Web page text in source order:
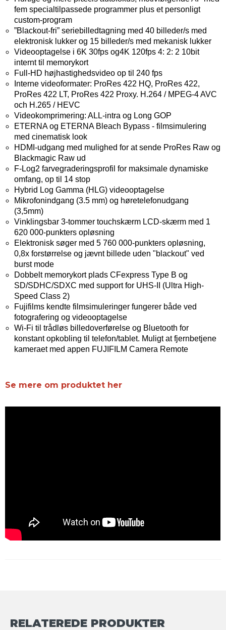
fem specialtilpassede programmer plus et personligt
custom-program
”Blackout-fri” seriebilledtagning med 40 billeder/s med
elektronisk lukker og 15 billeder/s med mekanisk lukker
Videooptagelse i 6K 30fps og4K 120fps 4: 2: 2 10bit
internt til memorykort
Full-HD højhastighedsvideo op til 240 fps
Interne videoformater: ProRes 422 HQ, ProRes 422,
ProRes 422 LT, ProRes 422 Proxy. H.264 / MPEG-4 AVC
och H.265 / HEVC
Videokomprimering: ALL-intra og Long GOP
ETERNA og ETERNA Bleach Bypass - filmsimulering
med cinematisk look
HDMI-udgang med mulighed for at sende ProRes Raw og
Blackmagic Raw ud
F-Log2 farvegraderingsprofil for maksimale dynamiske
omfang, op til 14 stop
Hybrid Log Gamma (HLG) videooptagelse
Mikrofonindgang (3.5 mm) og høretelefonudgang
(3,5mm)
Vinklingsbar 3-tommer touchskærm LCD-skærm med 1
620 000-punkters opløsning
Elektronisk søger med 5 760 000-punkters opløsning,
0,8x forstørrelse og jævnt billede uden "blackout" ved
burst mode
Dobbelt memorykort plads CFexpress Type B og
SD/SDHC/SDXC med support for UHS-II (Ultra High-
Speed Class 2)
Fujifilms kendte filmsimuleringer fungerer både ved
fotografering og videooptagelse
Wi-Fi til trådløs billedoverførelse og Bluetooth for
konstant opkobling til telefon/tablet. Muligt at fjernbetjene
kameraet med appen FUJIFILM Camera Remote
Se mere om produktet her
RELATEREDE PRODUKTER